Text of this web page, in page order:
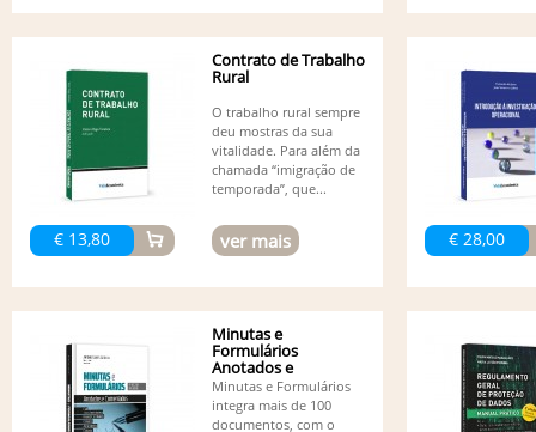
€ 13,80
Contrato de Trabalho
Rural
O trabalho rural sempre
deu mostras da sua
vitalidade. Para além da
chamada “imigração de
temporada”, que...
ver mais € 28,00
Minutas e
Formulários
Anotados e
Comentados - 5ª
edição
Minutas e Formulários
integra mais de 100
documentos, com o